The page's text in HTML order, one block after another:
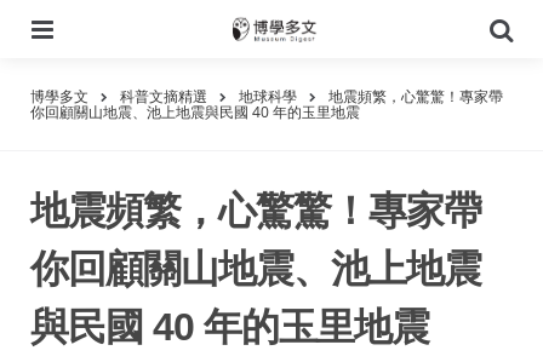
尋
博學多文 科普文摘精選 地球科學 地震頻繁，心驚驚！專家帶
你回顧關山地震、池上地震與民國 40 年的玉里地震
地震頻繁，心驚驚！專家帶
你回顧關山地震、池上地震
與民國 40 年的玉里地震